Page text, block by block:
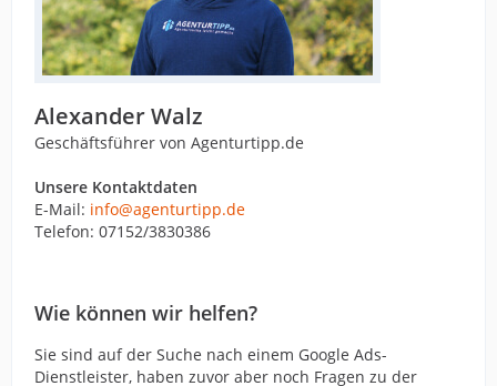
Alexander Walz
Geschäftsführer von Agenturtipp.de
Unsere Kontaktdaten
E-Mail: info@agenturtipp.de
Telefon: 07152/3830386
Wie können wir helfen?
Sie sind auf der Suche nach einem Google Ads-
Dienstleister, haben zuvor aber noch Fragen zu der